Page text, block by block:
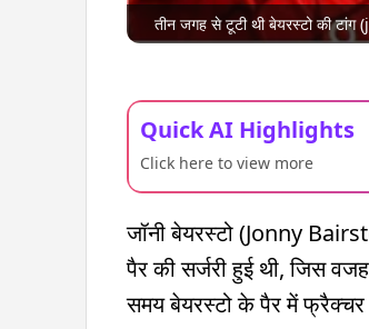
तीन जगह से टूटी थी बेयरस्टो की
Quick AI Highlights
Click here to view more
जॉनी बेयरस्टो (Jonny
पैर की सर्जरी हुई थी, जिस
समय बेयरस्टो के पैर में